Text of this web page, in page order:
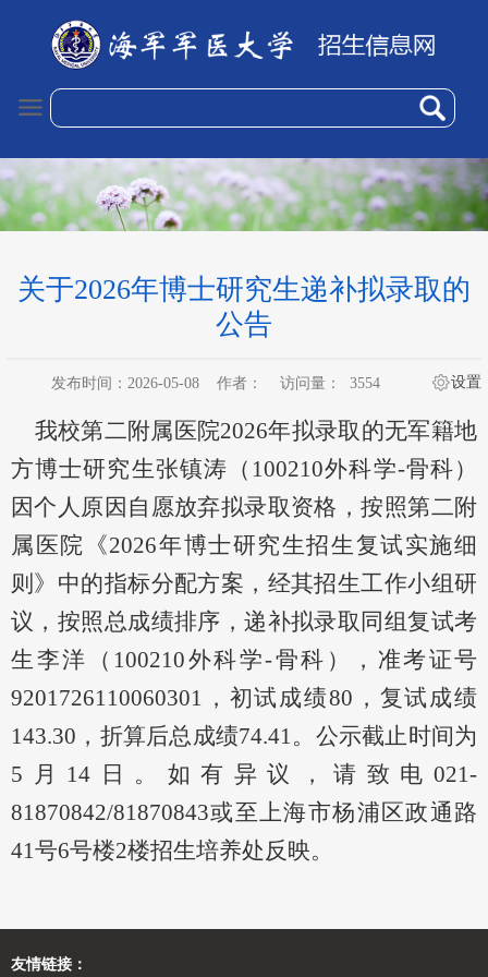
关于2026年博士研究生递补拟录取的
公告
发布时间：2026-05-08 作者： 访问量： 3554 设置
我校第二附属医院2026年拟录取的无军籍地
方博士研究生张镇涛（100210外科学-骨科）
因个人原因自愿放弃拟录取资格，按照第二附
属医院《2026年博士研究生招生复试实施细
则》中的指标分配方案，经其招生工作小组研
议，按照总成绩排序，递补拟录取同组复试考
生李洋（100210外科学-骨科），准考证号
9201726110060301，初试成绩80，复试成绩
143.30，折算后总成绩74.41。 公示截止时间为
5月14日。如有异议，请致电021-
81870842/81870843或至上海市杨浦区政通路
41号6号楼2楼招生培养处反映。
友情链接：